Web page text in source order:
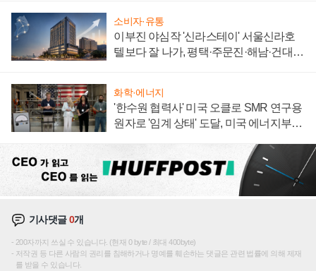
소비자·유통
이부진 야심작 '신라스테이' 서울신라호
텔보다 잘 나가, 평택·주문진·해남·건대로
화학·에너지
'한수원 협력사' 미국 오클로 SMR 연구용
원자로 '임계 상태' 도달, 미국 에너지부
기사댓글0개
200자까지 쓰실 수 있습니다. (현재 0 byte / 최대 400byte)
저작권 등 다른 사람의 권리를 침해하거나 명예를 훼손하는 댓글은 관련 법률에 의해 제재
를 받을 수 있습니다.